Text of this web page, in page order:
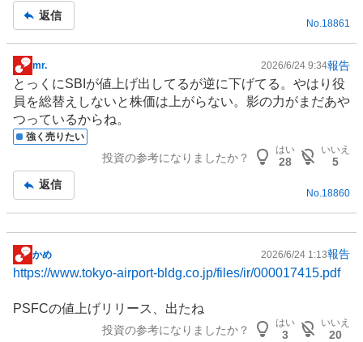
返信
No.18861
掲
示
板
記
事
mr. 2026/6/24 9:34報告
とっくにSBIが値上げ出してるが逆に下げてる。やはり役
員を総替えしないと株価は上がらない。影の力がまだあや
つっているからね。
強く売りたい
投資の参考になりましたか？
はい
28
いいえ
5
返信
No. 18860
掲
示
記
かめ 2026/6/24 1:13報告
https://www.tokyo-airport-bldg.co.jp/files/ir/000017415.pdf
PSFCの値上げリリース、出たね
投資の参考になりましたか？
はい
3
いいえ
20